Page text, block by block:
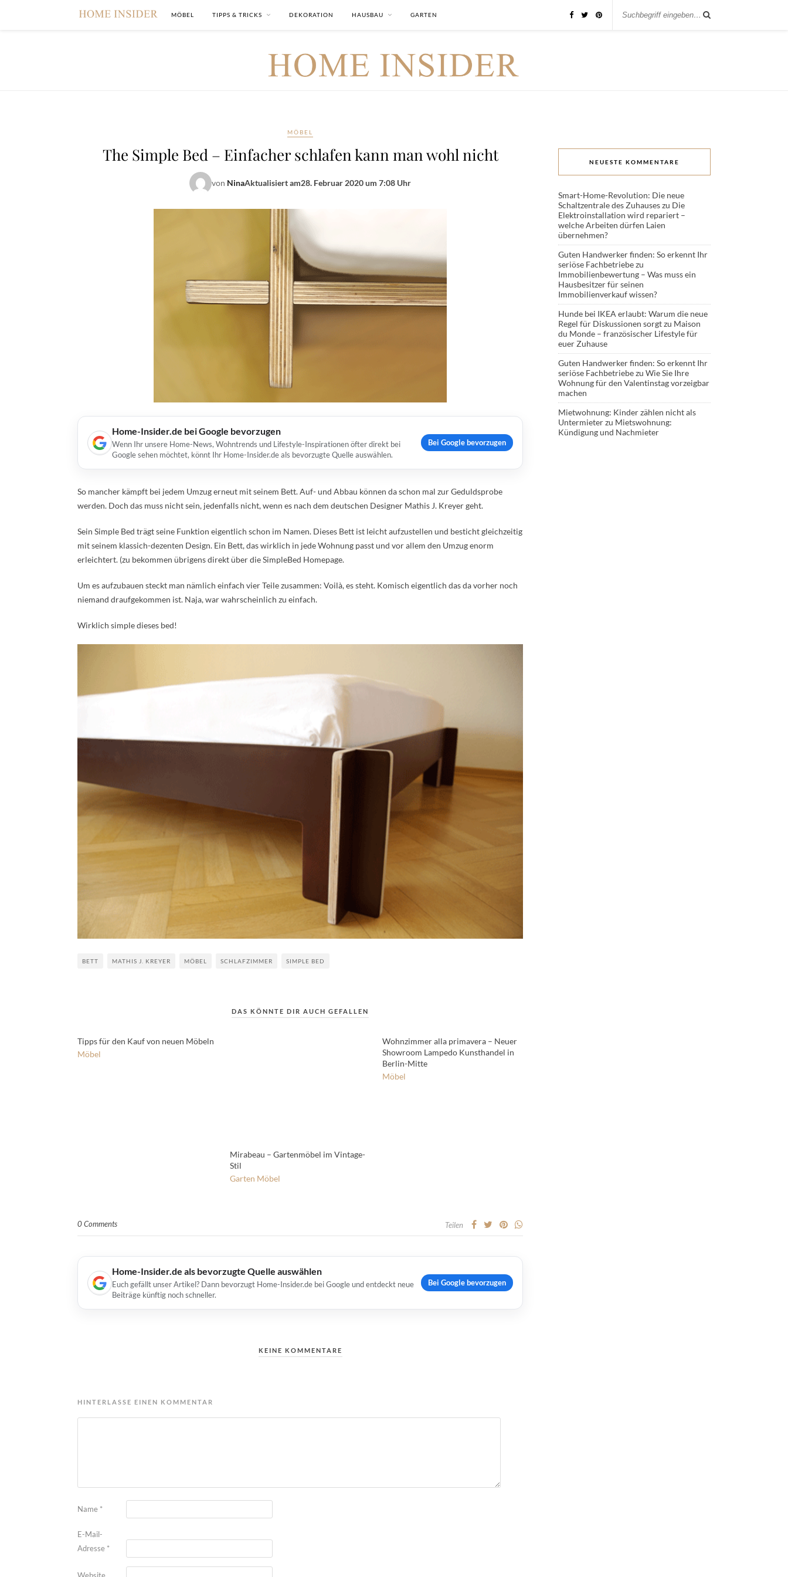
MÖBEL TIPPS & TRICKS DEKORATION HAUSBAU GARTEN
MÖBEL
The Simple Bed – Einfacher schlafen kann man wohl nicht
von NinaAktualisiert am28. Februar 2020 um 7:08 Uhr
Home-Insider.de bei Google bevorzugen
Wenn Ihr unsere Home-News, Wohntrends und Lifestyle-Inspirationen öfter direkt bei
Google sehen möchtet, könnt Ihr Home-Insider.de als bevorzugte Quelle auswählen.
Bei Google bevorzugen
So mancher kämpft bei jedem Umzug erneut mit seinem Bett. Auf- und Abbau können da schon mal zur Geduldsprobe
werden. Doch das muss nicht sein, jedenfalls nicht, wenn es nach dem deutschen Designer Mathis J. Kreyer geht.
Sein Simple Bed trägt seine Funktion eigentlich schon im Namen. Dieses Bett ist leicht aufzustellen und besticht gleichzeitig
mit seinem klassich-dezenten Design. Ein Bett, das wirklich in jede Wohnung passt und vor allem den Umzug enorm
erleichtert. (zu bekommen übrigens direkt über die SimpleBed Homepage.
Um es aufzubauen steckt man nämlich einfach vier Teile zusammen: Voilà, es steht. Komisch eigentlich das da vorher noch
niemand draufgekommen ist. Naja, war wahrscheinlich zu einfach.
Wirklich simple dieses bed!
BETT MATHIS J. KREYER MÖBEL SCHLAFZIMMER SIMPLE BED
DAS KÖNNTE DIR AUCH GEFALLEN
Tipps für den Kauf von neuen Möbeln
Möbel
Mirabeau – Gartenmöbel im Vintage-
Stil
Garten Möbel
Wohnzimmer alla primavera – Neuer
Showroom Lampedo Kunsthandel in
Berlin-Mitte
Möbel
0 Comments Teilen
Home-Insider.de als bevorzugte Quelle auswählen
Euch gefällt unser Artikel? Dann bevorzugt Home-Insider.de bei Google und entdeckt neue
Beiträge künftig noch schneller.
Bei Google bevorzugen
KEINE KOMMENTARE
HINTERLASSE EINEN KOMMENTAR
Name *
E-Mail-
Adresse *
NEUESTE KOMMENTARE
Smart-Home-Revolution: Die neue
Schaltzentrale des Zuhauseszu Die
Elektroinstallation wird repariert –
welche Arbeiten dürfen Laien
übernehmen?
Guten Handwerker finden: So erkennt Ihr
seriöse Fachbetriebezu
Immobilienbewertung – Was muss ein
Hausbesitzer für seinen
Immobilienverkauf wissen?
Hunde bei IKEA erlaubt: Warum die neue
Regel für Diskussionen sorgtzu Maison
du Monde – französischer Lifestyle für
euer Zuhause
Guten Handwerker finden: So erkennt Ihr
seriöse Fachbetriebezu Wie Sie Ihre
Wohnung für den Valentinstag vorzeigbar
machen
Mietwohnung: Kinder zählen nicht als
Untermieterzu Mietswohnung:
Kündigung und Nachmieter